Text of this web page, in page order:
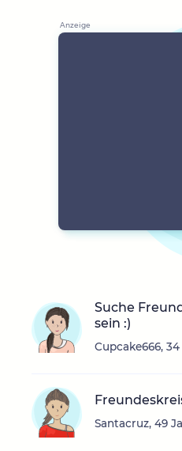
Suche
sein :)
Cupcake666,
Santacruz, 49